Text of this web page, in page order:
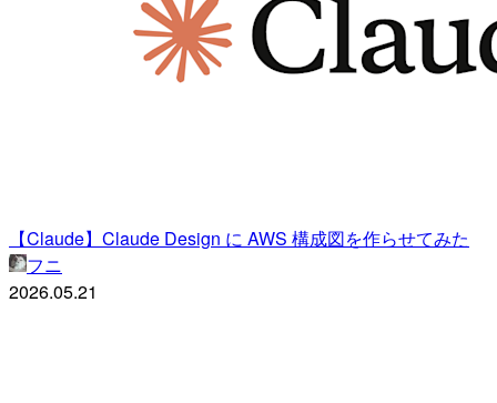
【Claude】Claude Design に AWS 構成図を作らせてみた
フニ
2026.05.21